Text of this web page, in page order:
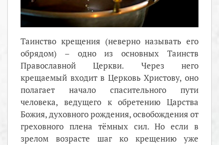
Таинство крещения (неверно называть его
обрядом) – одно из основных Таинств
Православной Церкви. Через него
крещаемый входит в Церковь Христову, оно
полагает начало спасительного пути
человека, ведущего к обретению Царства
Божия, духовного рождения, освобождения от
греховного плена тёмных сил. Но если в
зрелом возрасте шаг ко крещению уже